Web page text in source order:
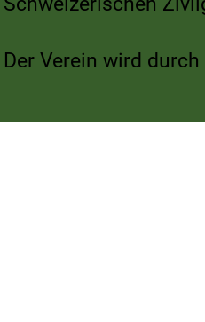
Der Verein wird